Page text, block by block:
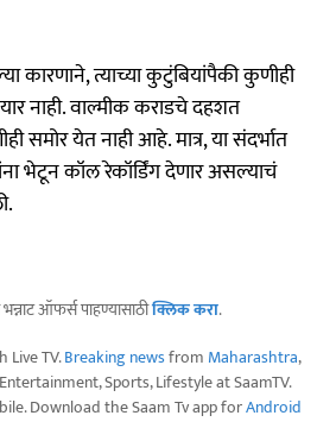
कारणाने, त्याच्या कुटुंबियांपैकी कुणीही
नाही. वाल्मीक कराडचे दहशत
समोर येत नाही आहे. मात्र, या संदर्भात
भेटून कॉल रेकॉर्डिंग देणार असल्याचं
ऑफर्स पाहण्यासाठीक्लिक करा.
Live TV.Breaking newsfrom Maharashtra,
Sports, Lifestyle at SaamTV.
Download the Saam Tv app forAndroid